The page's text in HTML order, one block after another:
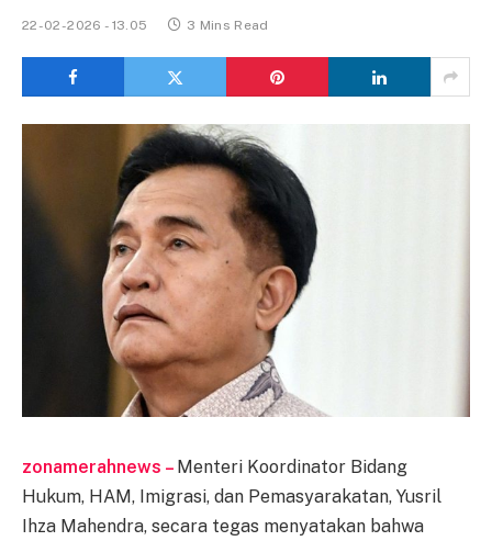
22-02-2026 - 13.05 3 Mins Read
zonamerahnews – Menteri Koordinator Bidang
Hukum, HAM, Imigrasi, dan Pemasyarakatan, Yusril
Ihza Mahendra, secara tegas menyatakan bahwa